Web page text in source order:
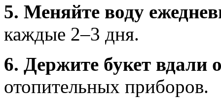
5. Меняйте воду
каждые 2–3 дня.
6. Держите букет вдали
отопительных приборов.